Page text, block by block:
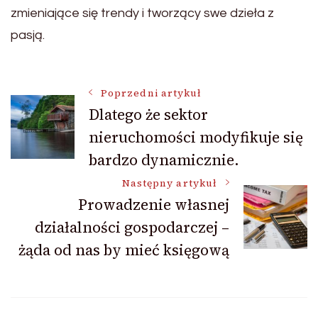
zmieniające się trendy i tworzący swe dzieła z
pasją.
Nawigacja
wpisu
Poprzedni artykuł
Dlatego że sektor
nieruchomości modyfikuje się
bardzo dynamicznie.
Następny artykuł
Prowadzenie własnej
działalności gospodarczej –
żąda od nas by mieć księgową